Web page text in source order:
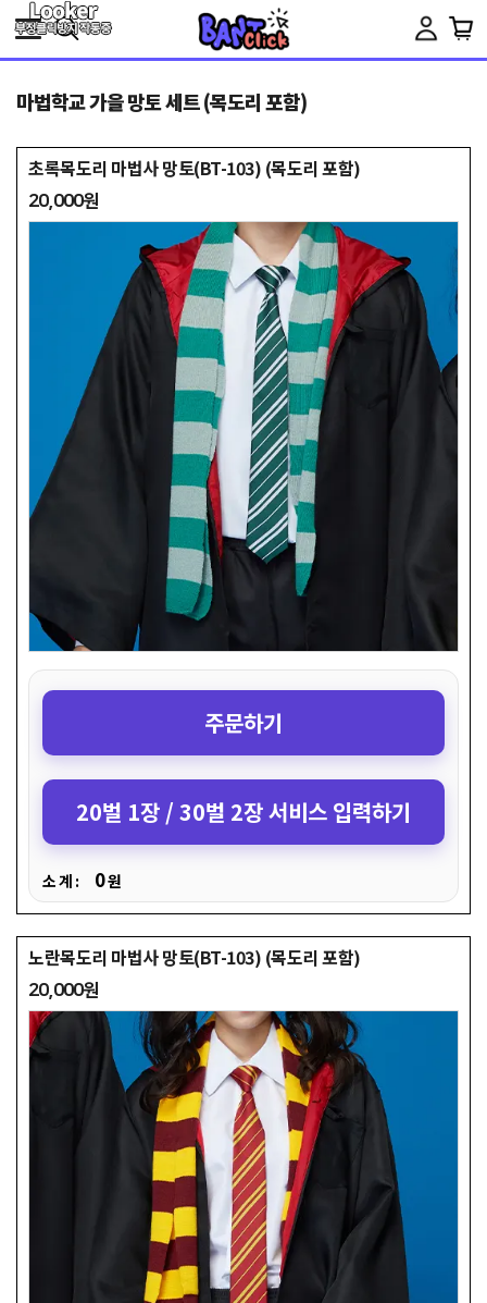
Toggle
마법학교 가을 망토 세트 (목도리 포함)
초록목도리 마법사 망토(BT-103) (목도리 포함)
20,000원
주문하기
20벌 1장 / 30벌 2장 서비스 입력하기
소 계 : 0원
노란목도리 마법사 망토(BT-103) (목도리 포함)
20,000원